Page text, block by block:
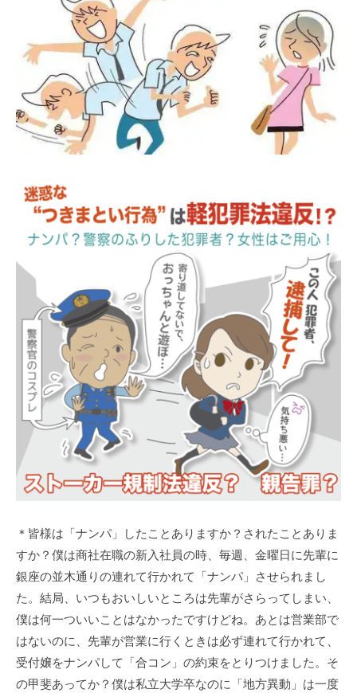
＊皆様は「ナンパ」したことありますか？されたことありま
すか？僕は商社在職の新入社員の時、毎週、金曜日に先輩に
銀座の並木通りの連れて行かれて「ナンパ」させられまし
た。結局、いつもおいしいところは先輩がさらってしまい、
僕は何一ついいことはなかったですけどね。あとは営業部で
はないのに、先輩が営業に行くときは必ず連れて行かれて、
受付嬢をナンパして「合コン」の約束をとりつけました。そ
の甲斐あってか？僕は私立大学卒なのに「地方異動」は一度